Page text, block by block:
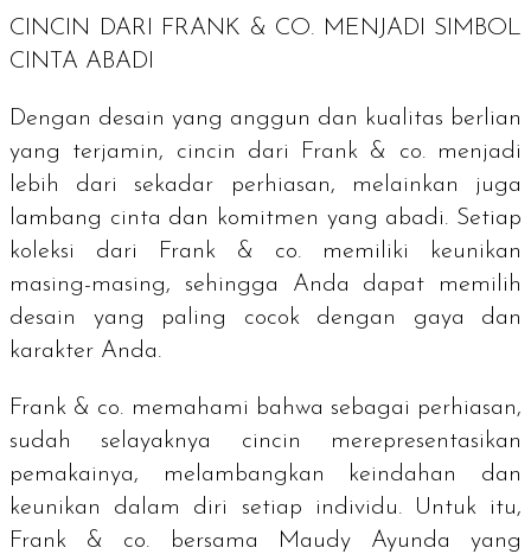
CINCIN DARI FRANK & CO. MENJADI SIMBOL
CINTA ABADI
Dengan desain yang anggun dan kualitas berlian
yang terjamin, cincin dari Frank & co. menjadi
lebih dari sekadar perhiasan, melainkan juga
lambang cinta dan komitmen yang abadi. Setiap
koleksi dari Frank & co. memiliki keunikan
masing-masing, sehingga Anda dapat memilih
desain yang paling cocok dengan gaya dan
karakter Anda.
Frank & co. memahami bahwa sebagai perhiasan,
sudah selayaknya cincin merepresentasikan
pemakainya, melambangkan keindahan dan
keunikan dalam diri setiap individu. Untuk itu,
Frank & co. bersama Maudy Ayunda yang